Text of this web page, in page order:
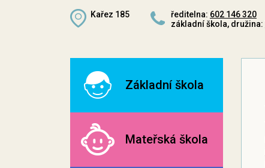
Kařez 185 ředitelna: 602 146 320
základní škola, družina:
Základní škola
Mateřská škola